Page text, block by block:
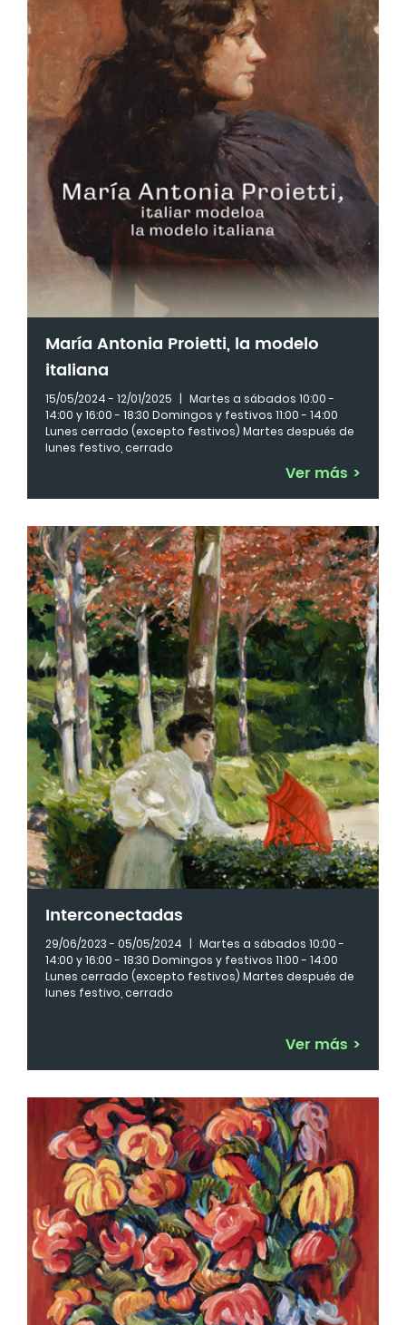
María Antonia Proietti, la modelo
italiana
15/05/2024 - 12/01/2025 | Martes a sábados 10:00 -
14:00 y 16:00 - 18:30 Domingos y festivos 11:00 - 14:00
Lunes cerrado (excepto festivos) Martes después de
lunes festivo, cerrado
Ver más >
Interconectadas
29/06/2023 - 05/05/2024 | Martes a sábados 10:00 -
14:00 y 16:00 - 18:30 Domingos y festivos 11:00 - 14:00
Lunes cerrado (excepto festivos) Martes después de
lunes festivo, cerrado
Ver más >